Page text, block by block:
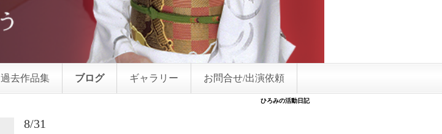
過去作品集 ブログ ギャラリー お問合せ/出演依頼
ひろみの活動日記
8/31